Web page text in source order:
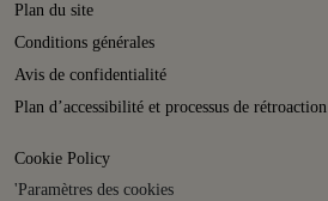
Plan du site
Conditions générales
Avis de confidentialité
Plan d’accessibilité et processus de rétroaction
Cookie Policy
'Paramètres des cookies